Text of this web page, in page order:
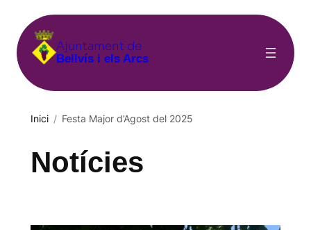
contingut
Ajuntament de
Bellvís i els Arcs
Inici / Festa Major d’Agost del 2025
Notícies